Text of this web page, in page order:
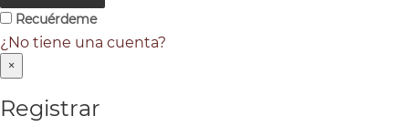
Recuérdeme
¿No tiene una cuenta?
×
Registrar